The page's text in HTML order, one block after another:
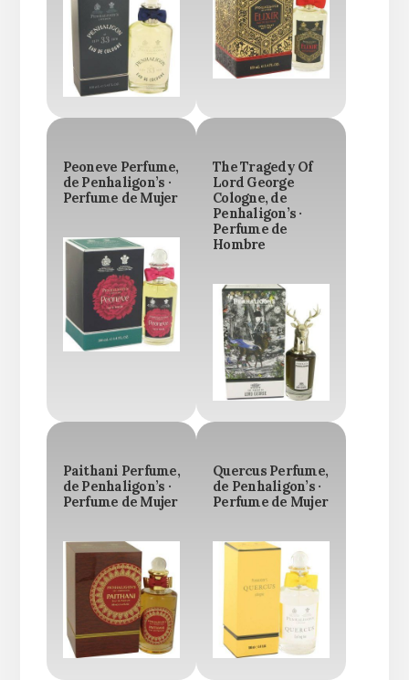
Peoneve Perfume,
de Penhaligon’s ·
Perfume de Mujer
The Tragedy Of
Lord George
Cologne, de
Penhaligon’s ·
Perfume de
Hombre
Paithani Perfume,
de Penhaligon’s ·
Perfume de Mujer
Quercus Perfume,
de Penhaligon’s ·
Perfume de Mujer